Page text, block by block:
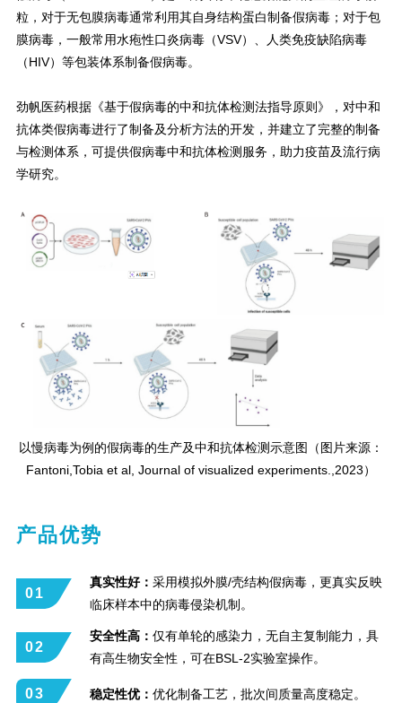
粒，对于无包膜病毒通常利用其自身结构蛋白制备假病毒；对于包
膜病毒，一般常用水疱性口炎病毒（VSV）、人类免疫缺陷病毒
（HIV）等包装体系制备假病毒。
劲帆医药根据《基于假病毒的中和抗体检测法指导原则》，对中和
抗体类假病毒进行了制备及分析方法的开发，并建立了完整的制备
与检测体系，可提供假病毒中和抗体检测服务，助力疫苗及流行病
学研究。
以慢病毒为例的假病毒的生产及中和抗体检测示意图（图片来源：
Fantoni,Tobia et al, Journal of visualized experiments.,2023）
产品优势
01
真实性好： 采用模拟外膜/壳结构假病毒，更真实反映
临床样本中的病毒侵染机制。
02
安全性高： 仅有单轮的感染力，无自主复制能力，具
有高生物安全性，可在BSL-2实验室操作。
03 稳定性优： 优化制备工艺，批次间质量高度稳定。